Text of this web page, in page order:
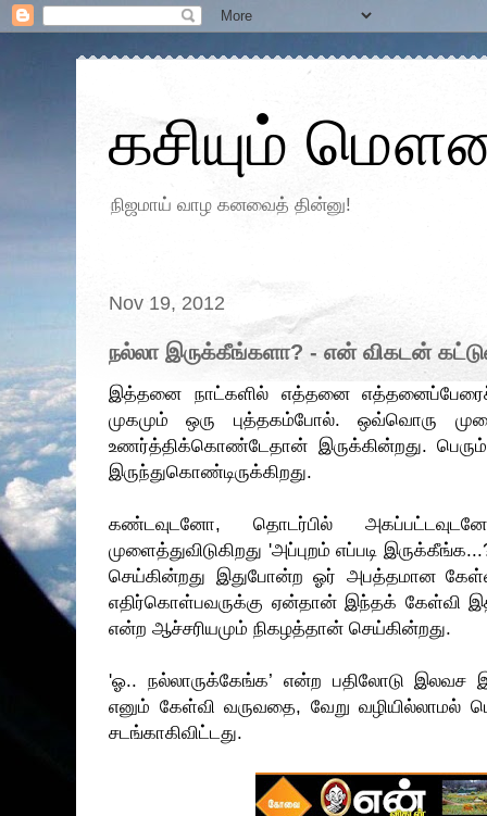
கசியும்
நிஜமாய் வாழ கனவைத் தின்னு!
Nov 19, 2012
நல்லா இருக்கீங்களா? - என் விகடன்
இத்தனை நாட்களில் எத்தனை எத்தனைப்பேரைச்
முகமும் ஒரு புத்தகம்போல். ஒவ்வொரு
உணர்த்திக்கொண்டேதான் இருக்கின்றது.
இருந்துகொண்டிருக்கிறது.
கண்டவுடனோ, தொடர்பில்
முளைத்துவிடுகிறது 'அப்புறம் எப்படி
செய்கின்றது இதுபோன்ற ஓர் அபத்தமான
எதிர்கொள்பவருக்கு ஏன்தான் இந்தக் கேள்வி
என்ற ஆச்சரியமும் நிகழத்தான் செய்கின்றது.
'ஓ.. நல்லாருக்கேங்க’ என்ற பதிலோடு
எனும் கேள்வி வருவதை, வேறு வழியில்லாமல்
சடங்காகிவிட்டது.